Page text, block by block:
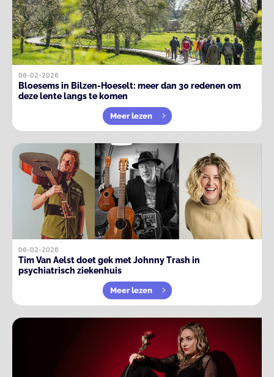
06-02-2026
Bloesems in Bilzen-Hoeselt: meer dan 30 redenen om
deze lente langs te komen
Meer lezen
06-02-2026
Tim Van Aelst doet gek met Johnny Trash in
psychiatrisch ziekenhuis
Meer lezen